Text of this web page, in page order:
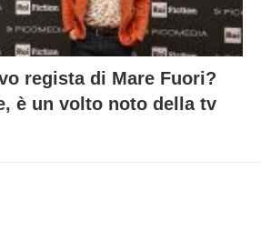
regista di Mare Fuori?
è un volto noto della tv